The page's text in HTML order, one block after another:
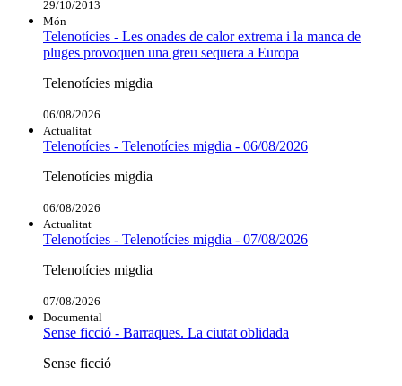
29/10/2013
Món
Telenotícies - Les onades de calor extrema i la manca de
pluges provoquen una greu sequera a Europa
Telenotícies migdia
06/08/2026
Actualitat
Telenotícies - Telenotícies migdia - 06/08/2026
Telenotícies migdia
06/08/2026
Actualitat
Telenotícies - Telenotícies migdia - 07/08/2026
Telenotícies migdia
07/08/2026
Documental
Sense ficció - Barraques. La ciutat oblidada
Sense ficció